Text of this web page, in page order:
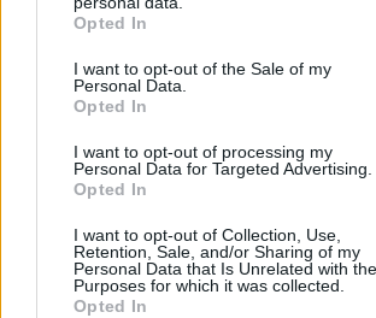
grant or deny consent to Google and its
use your data for below specified purposes
consent section.
Opted In
I want to opt-out of the Sale of my
Personal Data.
Opted In
I want to opt-out of processing my
Personal Data for Targeted Advertising.
Opted In
I want to opt-out of Collection, Use,
Retention, Sale, and/or Sharing of my
Personal Data that Is Unrelated with the
Purposes for which it was collected.
Opted In
25.06.2025, 18:06
Ο μεγάλος κερδισμένος είναι το
ζημιές που έκανε στο Ιράν , αλλά για
Αμερική συμμέτοχη στον πόλεμο με
δεν είναι μόνο πόλεμος Ισραήλ - Ιράν .
πόλεμος ΗΠΑ - Ιράν. Και αν
θα χάσει. Αν δεν ξέρετε ρωτήστε
τους Ιάπωνες να μάθετε.
ΑΠΑΝΤΗΣΗ
Fraser
25.06.2025, 19:10